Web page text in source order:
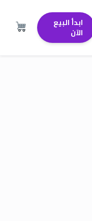
ابدأ البيع
الآن